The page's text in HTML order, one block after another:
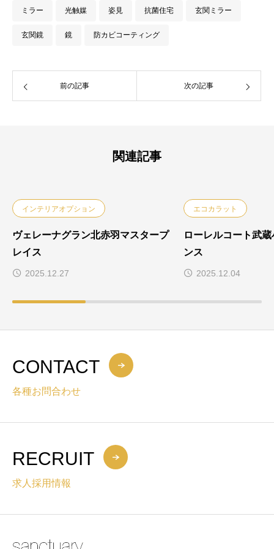
ミラー 光触媒 姿見 抗菌住宅 玄関ミラー
玄関鏡 鏡 防カビコーティング
前の記事 次の記事
関連記事
インテリアオプション
ヴェレーナグラン北赤羽マスタープ
レイス
2025.12.27
エコカラット
ローレルコート武
ンス
2025.12.04
CONTACT
各種お問合わせ
RECRUIT
求人採用情報